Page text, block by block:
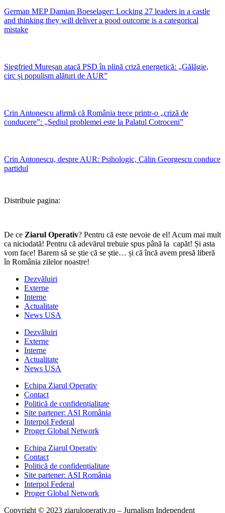
German MEP Damian Boeselager: Locking 27 leaders in a castle
and thinking they will deliver a good outcome is a categorical
mistake
Siegfried Mureșan atacă PSD în plină criză energetică: „Gălăgie,
circ și populism alături de AUR”
Crin Antonescu afirmă că România trece printr-o „criză de
conducere”: „Sediul problemei este la Palatul Cotroceni”
Crin Antonescu, despre AUR: Psihologic, Călin Georgescu conduce
partidul
Distribuie pagina:
De ce Ziarul Operativ? Pentru că este nevoie de el! Acum mai mult
ca niciodată! Pentru că adevărul trebuie spus până la capăt! Și asta
vom face! Barem să se știe că se știe… și că încă avem presă liberă
în România zilelor noastre!
Dezvăluiri
Externe
Interne
Actualitate
News USA
Dezvăluiri
Externe
Interne
Actualitate
News USA
Echipa Ziarul Operativ
Contact
Politică de confidențialitate
Site partener: ASI România
Interpol Federal
Proger Global Network
Echipa Ziarul Operativ
Contact
Politică de confidențialitate
Site partener: ASI România
Interpol Federal
Proger Global Network
Copyright © 2023 ziaruloperativ.ro – Jurnalism Independent